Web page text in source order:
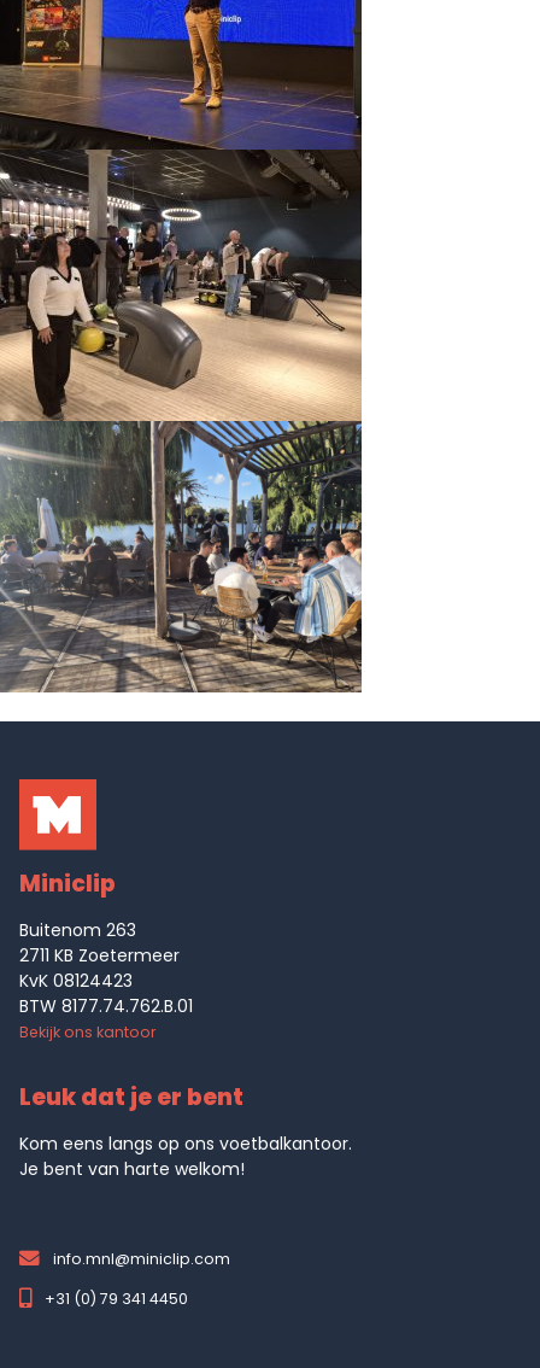
Miniclip
Buitenom 263
2711 KB Zoetermeer
KvK 08124423
BTW 8177.74.762.B.01
Bekijk ons kantoor
Leuk dat je er bent
Kom eens langs op ons voetbalkantoor.
Je bent van harte welkom!
info.mnl@miniclip.com
+31 (0) 79 341 4450